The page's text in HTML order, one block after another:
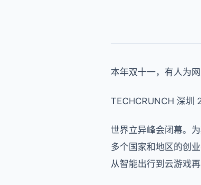
本年双十一，有人为
TECHCRUNCH 深圳
世界立异峰会闭幕。
多个国家和地区的创
从智能出行到云游戏